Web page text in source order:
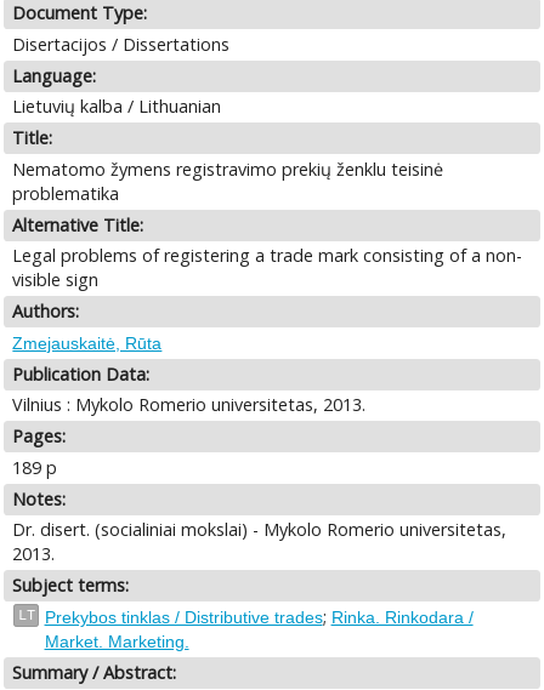
Document Type:
Disertacijos / Dissertations
Language:
Lietuvių kalba / Lithuanian
Title:
Nematomo žymens registravimo prekių ženklu teisinė
problematika
Alternative Title:
Legal problems of registering a trade mark consisting of a non-
visible sign
Authors:
Zmejauskaitė, Rūta
Publication Data:
Vilnius : Mykolo Romerio universitetas, 2013.
Pages:
189 p
Notes:
Dr. disert. (socialiniai mokslai) - Mykolo Romerio universitetas,
2013.
Subject terms:
LT Prekybos tinklas / Distributive trades; Rinka. Rinkodara /
Market. Marketing.
Summary / Abstract: